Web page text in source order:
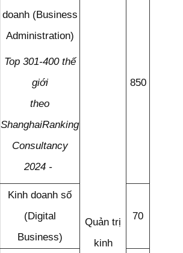
doanh (Business
Administration)
Top 301-400 thế
giới
theo
ShanghaiRanking
Consultancy
2024 -
Quản trị
kinh
850
Kinh doanh số
(Digital
Business)
70